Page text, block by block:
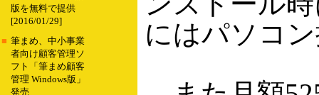
版を無料で提供
[2016/01/29]
■ 筆まめ、中小事業
者向け顧客管理ソ
フト「筆まめ顧客
管理 Windows版」
発売
にはパソコ